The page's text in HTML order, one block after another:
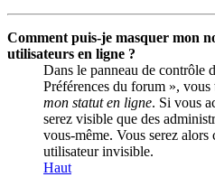
Comment puis-je masquer mon
utilisateurs en ligne ?
Dans le panneau de contrôle
Préférences du forum », vous
mon statut en ligne. Si vous
serez visible que des
vous-même. Vous serez
utilisateur invisible.
Haut